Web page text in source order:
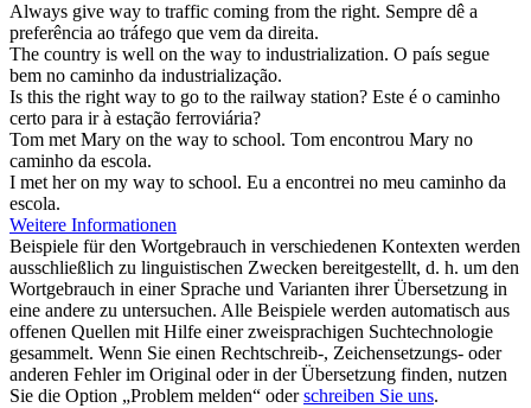
Always give way to traffic coming from the right. Sempre dê a
preferência ao tráfego que vem da direita.
The country is well on the way to industrialization. O país segue
bem no caminho da industrialização.
Is this the right way to go to the railway station? Este é o caminho
certo para ir à estação ferroviária?
Tom met Mary on the way to school. Tom encontrou Mary no
caminho da escola.
I met her on my way to school. Eu a encontrei no meu caminho da
escola.
Weitere Informationen
Beispiele für den Wortgebrauch in verschiedenen Kontexten werden
ausschließlich zu linguistischen Zwecken bereitgestellt, d. h. um den
Wortgebrauch in einer Sprache und Varianten ihrer Übersetzung in
eine andere zu untersuchen. Alle Beispiele werden automatisch aus
offenen Quellen mit Hilfe einer zweisprachigen Suchtechnologie
gesammelt. Wenn Sie einen Rechtschreib-, Zeichensetzungs- oder
anderen Fehler im Original oder in der Übersetzung finden, nutzen
Sie die Option „Problem melden“ oderschreiben Sie uns.